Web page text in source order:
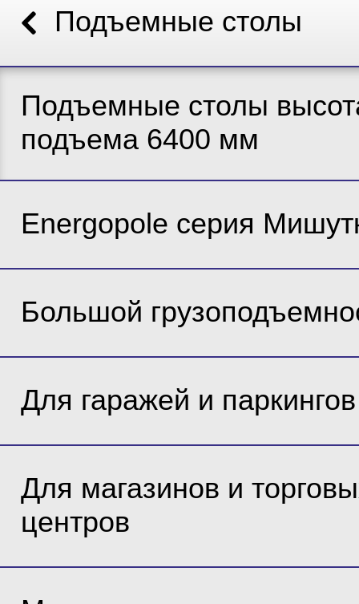
Подъемные столы
Подъемные столы
подъема 6400 мм
Energopole серия
Большой
Для гаражей и паркингов
Для магазинов и
центров